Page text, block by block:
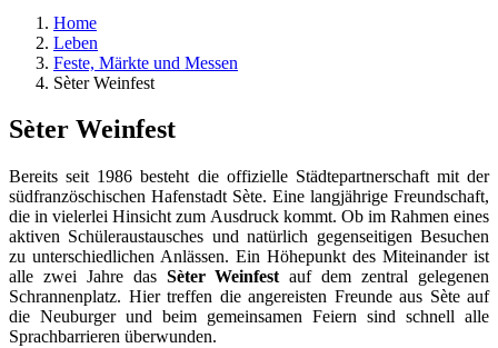
Home
Leben
Feste, Märkte und Messen
Sèter Weinfest
Sèter Weinfest
Bereits seit 1986 besteht die offizielle Städtepartnerschaft mit der
südfranzöschischen Hafenstadt Sète. Eine langjährige Freundschaft,
die in vielerlei Hinsicht zum Ausdruck kommt. Ob im Rahmen eines
aktiven Schüleraustausches und natürlich gegenseitigen Besuchen
zu unterschiedlichen Anlässen. Ein Höhepunkt des Miteinander ist
alle zwei Jahre das Sèter Weinfest auf dem zentral gelegenen
Schrannenplatz. Hier treffen die angereisten Freunde aus Sète auf
die Neuburger und beim gemeinsamen Feiern sind schnell alle
Sprachbarrieren überwunden.